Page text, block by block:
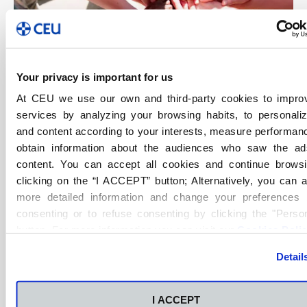
Your privacy is important for us
At CEU we use our own and third-party cookies to
services by analyzing your browsing habits, to
and content according to your interests, measure
obtain information about the audiences who saw the
content. You can accept all cookies and continue
clicking on the “I ACCEPT” button; Alternatively, you can
more detailed information and change your preferences
consenting or to refuse consenting by clicking the
I ACCEPT
El Aula de Voluntariado tiene como finalidad
promover, canalizar y coordinar tareas de
voluntariado social que, con la colaboración de los
miembros de la comunidad educativa, tiene como fin
último la ayuda a personas necesitadas, personas en
situación de pobreza y/o marginación social. En su
actuación, hace propio uno de los fines recogido en
los Estatutos de la Fundación Universitaria San Pablo-